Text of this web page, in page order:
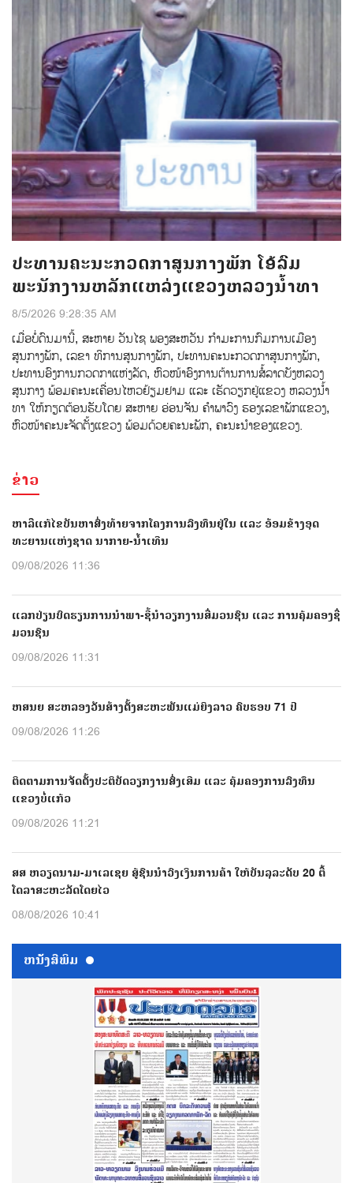
ປະທານຄະນະກວດກາສູນກາງພັກ ໂອ້ລົມ
ພະນັກງານຫລັກແຫລ່ງແຂວງຫລວງນໍ້າທາ
8/5/2026 9:28:35 AM
ເມ່ືອບ່ໍດົນມານ້ີ, ສະຫາຍ ວັນໄຊ ພອງສະຫວັນ ກໍາມະການກົມການເມືອງ
ສູນກາງພັກ, ເລຂາ ທິການສູນກາງພັກ, ປະທານຄະນະກວດກາສູນກາງພັກ,
ປະທານອົງການກວດກາແຫ່ງລັດ, ຫົວໜ້າອົງການຕ້ານການສໍ້ລາດບັງຫລວງ
ສູນກາງ ພ້ອມຄະນະເຄື່ອນໄຫວຢ້ຽມຢາມ ແລະ ເຮັດວຽກຢູ່ແຂວງ ຫລວງນໍ້າ
ທາ ໃຫ້ກຽດຕ້ອນຮັບໂດຍ ສະຫາຍ ອ່ອນຈັນ ຄຳພາວົງ ຮອງເລຂາພັກແຂວງ,
ຫົວໜ້າຄະນະຈັດຕັ້ງແຂວງ ພ້ອມດ້ວຍຄະນະພັກ, ຄະນະນຳຂອງແຂວງ.
ຂ່າວ
ຫາລືແກ້ໄຂບັນຫາສົ່ງທ້າຍຈາກໂຄງການລົງທຶນຢູ່ໃນ ແລະ ອ້ອມຂ້າງອຸດ
ທະຍານແຫ່ງຊາດ ນາກາຍ-ນໍ້າເທີນ
09/08/2026 11:36
ແລກປ່ຽນບົດຮຽນການນຳພາ-ຊີ້ນຳວຽກງານສື່ມວນຊົນ ແລະ ການຄຸ້ມຄອງຊື່
ມວນຊົນ
09/08/2026 11:31
ຫສນຍ ສະຫລອງວັນສ້າງຕັ້ງສະຫະພັນແມ່ຍິງລາວ ຄົບຮອບ 71 ປີ
09/08/2026 11:26
ຕິດຕາມການຈັດຕັ້ງປະຕິບັດວຽກງານສົ່ງເສີມ ແລະ ຄຸ້ມຄອງການລົງທຶນ
ແຂວງບໍ່ແກ້ວ
09/08/2026 11:21
ສສ ຫວຽດນາມ-ມາເລເຊຍ ສູ້ຊົນນຳວົງເງິນການຄ້າ ໃຫ້ບັນລຸລະດັບ 20 ຕື້
ໂດລາສະຫະລັດໂດຍໄວ
08/08/2026 10:41
ຫນ້ັງສືພິມ